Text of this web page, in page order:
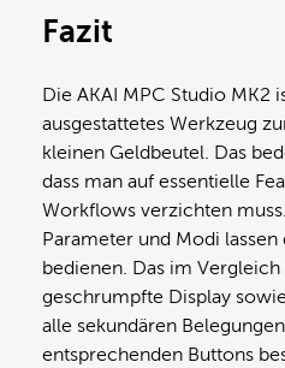
Fazit
Die AKAI MPC Studio MK2
ausgestattetes Werkzeug
kleinen Geldbeutel. Das
dass man auf essentielle
Workflows verzichten
Parameter und Modi
bedienen. Das im
geschrumpfte Display
alle sekundären
entsprechenden Buttons